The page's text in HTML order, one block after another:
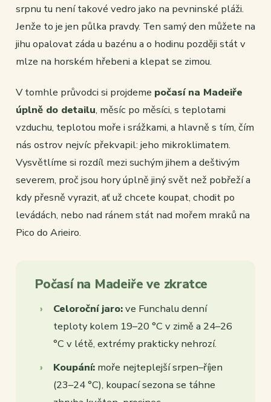
srpnu tu není takové vedro jako na pevninské pláži.
Jenže to je jen půlka pravdy. Ten samý den můžete na
jihu opalovat záda u bazénu a o hodinu později stát v
mlze na horském hřebeni a klepat se zimou.
V tomhle průvodci si projdeme počasí na Madeiře
úplně do detailu, měsíc po měsíci, s teplotami
vzduchu, teplotou moře i srážkami, a hlavně s tím, čím
nás ostrov nejvíc překvapil: jeho mikroklimatem.
Vysvětlíme si rozdíl mezi suchým jihem a deštivým
severem, proč jsou hory úplně jiný svět než pobřeží a
kdy přesně vyrazit, ať už chcete koupat, chodit po
levádách, nebo nad ránem stát nad mořem mraků na
Pico do Arieiro.
Počasí na Madeiře ve zkratce
Celoroční jaro:ve Funchalu denní
teploty kolem 19–20 °C v zimě a 24–26
°C v létě, extrémy prakticky nehrozí.
Koupání: moře nejteplejší srpen–říjen
(23–24 °C), koupací sezona se táhne